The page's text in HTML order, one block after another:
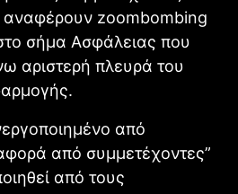
αναφέρουν zoombombing
σήμα Ασφάλειας που
αριστερή πλευρά του
από
από συμμετέχοντες”
από τους